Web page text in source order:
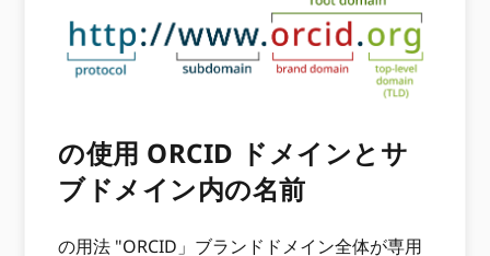
の使用 ORCID ドメインとサ
ブドメイン内の名前
の用法 "ORCID」ブランドドメイン全体が専用